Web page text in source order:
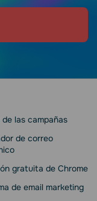
de las campañas
de correo
gratuita de Chrome
de email marketing